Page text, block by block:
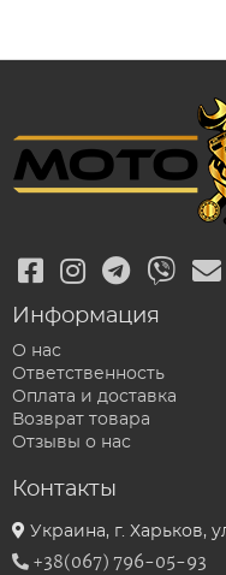
Информация
О нас
Ответственность
Оплата и доставка
Возврат товара
Отзывы о нас
Контакты
Украина, г. Харьков,
+38(067) 796-05-93